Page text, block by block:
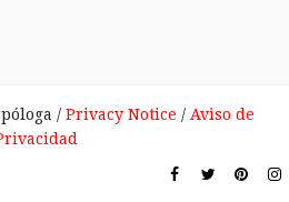
/ Privacy Notice / Aviso de